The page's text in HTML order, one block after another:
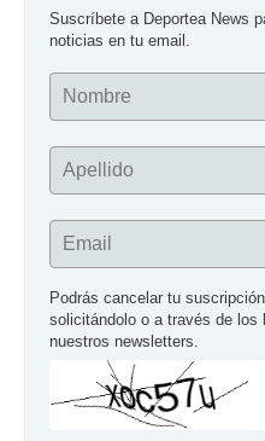
Suscríbete a Deportea News
noticias en tu email.
Nombre
Apellido
Email
Podrás cancelar tu
solicitándolo o a través de
nuestros newsletters.